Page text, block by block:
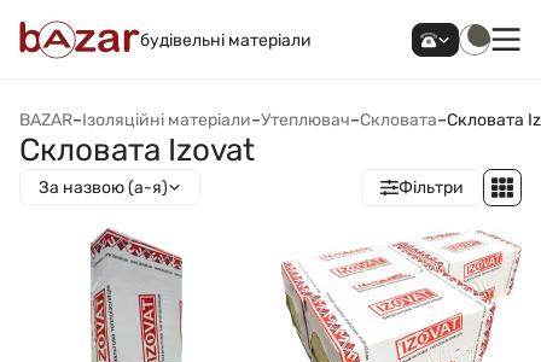
будівельні матеріали
BAZAR–Ізоляційні матеріали–Утеплювач–Скловата–Скловата
Скловата Izovat
За назвою (а-я) Фільтри